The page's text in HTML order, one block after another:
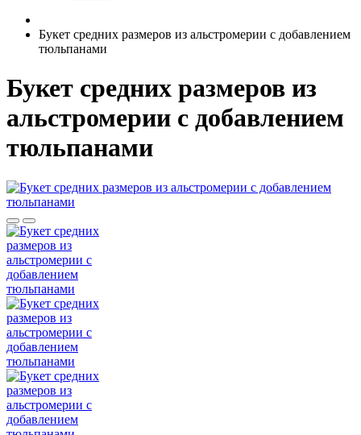
Букет средних размеров из альстромерии c добавлением
тюльпанами
Букет средних размеров из
альстромерии c добавлением
тюльпанами